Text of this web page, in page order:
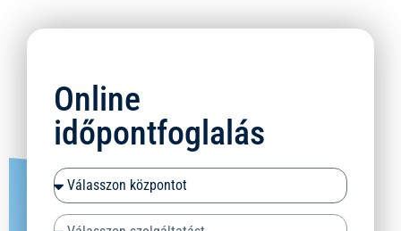
Online
időpontfoglalás